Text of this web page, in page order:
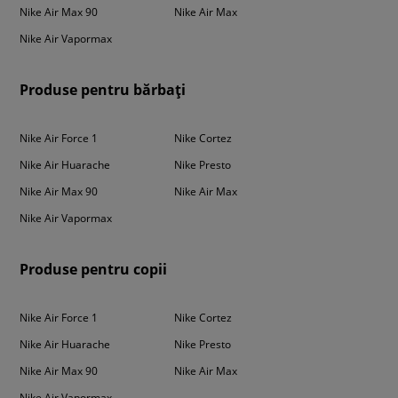
asortarea lor la o ținută interesantă nu va fi o problemă. Doar adaugă
blugii preferați sau o pereche de colanți la ei, în care să te simți în largul
Nike Air Max 90
Nike Air Vapormax
Nike Air Max
Produse pentru bărbați
Nike Air Force 1
Nike Air Huarache
Nike Air Max 90
Nike Air Vapormax
Nike Cortez
Nike Presto
Nike Air Max
Produse pentru copii
Nike Air Force 1
Nike Air Huarache
Nike Air Max 90
Nike Cortez
Nike Presto
Nike Air Max